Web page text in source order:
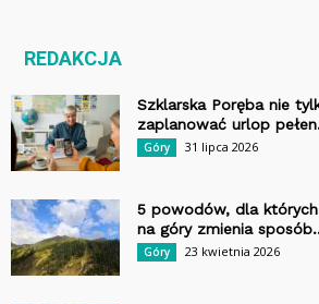
REDAKCJA
Szklarska Poręba nie
zaplanować urlop
Góry 31 lipca 2026
5 powodów, dla
na góry zmienia
Góry 23 kwietnia 2026